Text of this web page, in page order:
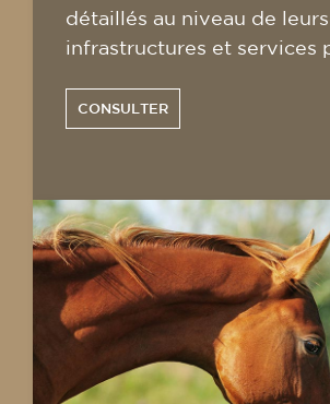
détaillés au niveau de leurs
infrastructures et services
CONSULTER